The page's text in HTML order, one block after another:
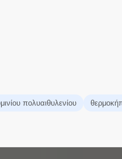
πολυαιθυλενίου